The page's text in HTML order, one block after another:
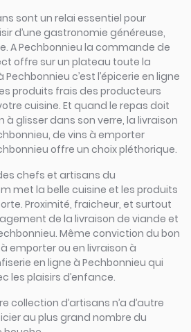
sont un relai essentiel pour
d’une gastronomie généreuse,
A Pechbonnieu la commande de
offre sur un plateau toute la
c’est l’épicerie en ligne
produits frais des producteurs
cuisine. Et quand le repas doit
glisser dans son verre, la livraison
de vins à emporter
offre un choix pléthorique.
chefs et artisans du
met la belle cuisine et les produits
Proximité, fraicheur, et surtout
de la livraison de viande et
Même conviction du bon
emporter ou en livraison à
en ligne à Pechbonnieu qui
les plaisirs d’enfance.
collection d’artisans n’a d’autre
au plus grand nombre du